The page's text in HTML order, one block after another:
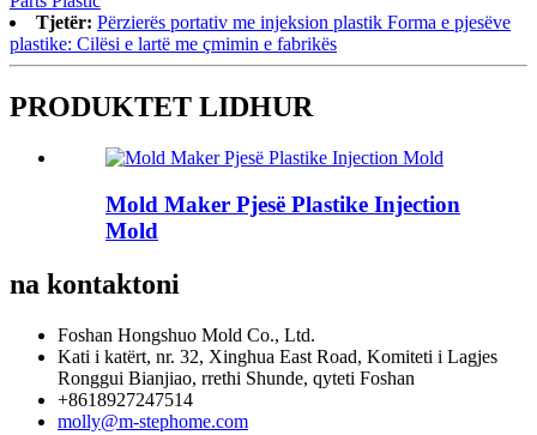
Tjetër: Përzierës portativ me injeksion plastik Forma e pjesëve
plastike: Cilësi e lartë me çmimin e fabrikës
PRODUKTET LIDHUR
Mold Maker Pjesë Plastike Injection
Mold
na kontaktoni
Foshan Hongshuo Mold Co., Ltd.
Kati i katërt, nr. 32, Xinghua East Road, Komiteti i Lagjes
Ronggui Bianjiao, rrethi Shunde, qyteti Foshan
+8618927247514
molly@m-stephome.com